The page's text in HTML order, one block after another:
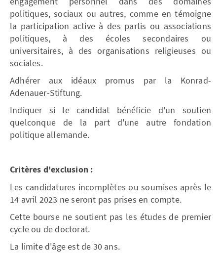
politiques, sociaux ou autres, comme en témoigne
la participation active à des partis ou associations
politiques, à des écoles secondaires ou
universitaires, à des organisations religieuses ou
sociales.
Adhérer aux idéaux promus par la Konrad-
Adenauer-Stiftung.
Indiquer si le candidat bénéficie d'un soutien
quelconque de la part d'une autre fondation
politique allemande.
Critères d'exclusion :
Les candidatures incomplètes ou soumises après le
14 avril 2023 ne seront pas prises en compte.
Cette bourse ne soutient pas les études de premier
cycle ou de doctorat.
La limite d'âge est de 30 ans.